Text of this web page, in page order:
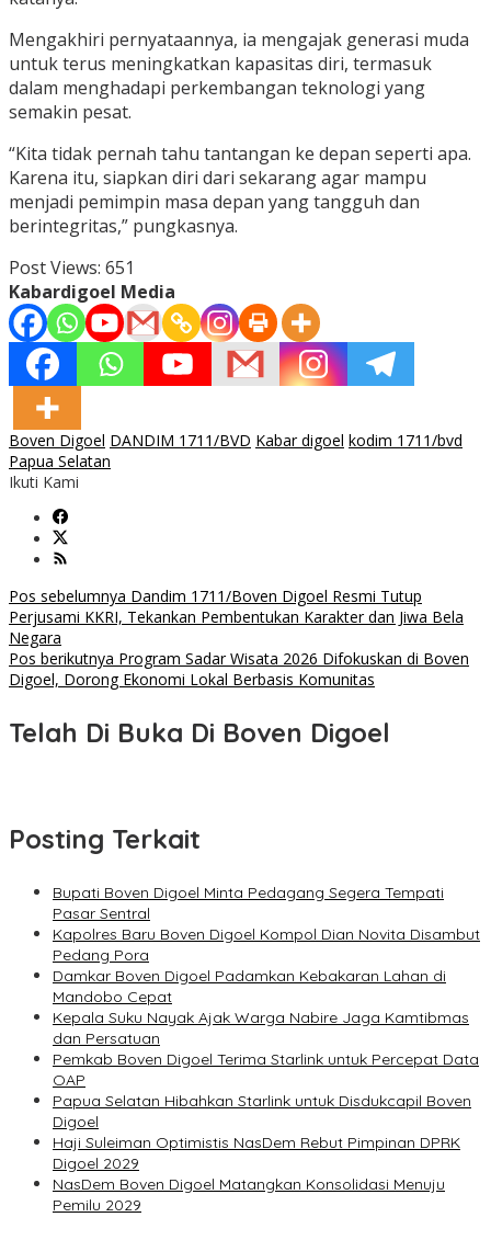
Mengakhiri pernyataannya, ia mengajak generasi muda
untuk terus meningkatkan kapasitas diri, termasuk
dalam menghadapi perkembangan teknologi yang
semakin pesat.
“Kita tidak pernah tahu tantangan ke depan seperti apa.
Karena itu, siapkan diri dari sekarang agar mampu
menjadi pemimpin masa depan yang tangguh dan
berintegritas,” pungkasnya.
Post Views: 651
Kabardigoel Media
Boven Digoel DANDIM 1711/BVD Kabar digoel kodim 1711/bvd
Papua Selatan
Ikuti Kami
Navigasi
pos
Pos sebelumnya Dandim 1711/Boven Digoel Resmi Tutup
Perjusami KKRI, Tekankan Pembentukan Karakter dan Jiwa Bela
Negara
Pos berikutnya Program Sadar Wisata 2026 Difokuskan di Boven
Digoel, Dorong Ekonomi Lokal Berbasis Komunitas
Telah Di Buka Di Boven Digoel
Posting Terkait
Bupati Boven Digoel Minta Pedagang Segera Tempati
Pasar Sentral
Kapolres Baru Boven Digoel Kompol Dian Novita Disambut
Pedang Pora
Damkar Boven Digoel Padamkan Kebakaran Lahan di
Mandobo Cepat
Kepala Suku Nayak Ajak Warga Nabire Jaga Kamtibmas
dan Persatuan
Pemkab Boven Digoel Terima Starlink untuk Percepat Data
OAP
Papua Selatan Hibahkan Starlink untuk Disdukcapil Boven
Digoel
Haji Suleiman Optimistis NasDem Rebut Pimpinan DPRK
Digoel 2029
NasDem Boven Digoel Matangkan Konsolidasi Menuju
Pemilu 2029